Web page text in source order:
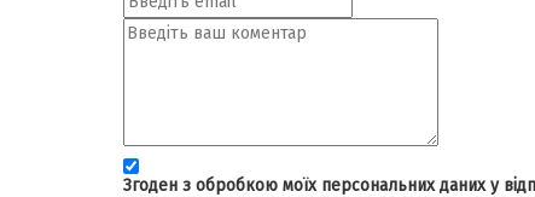
Згоден з обробкою моїх персональних даних у